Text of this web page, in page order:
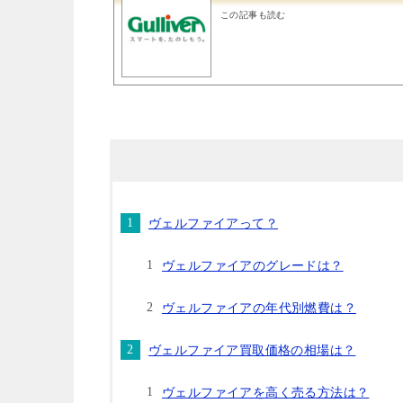
この記事も読む
ヴェルファイアって？
ヴェルファイアのグレードは？
ヴェルファイアの年代別燃費は？
ヴェルファイア買取価格の相場は？
ヴェルファイアを高く売る方法は？